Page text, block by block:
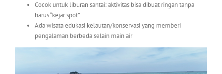
Cocok untuk liburan santai: aktivitas bisa dibuat ringan tanpa
harus “kejar spot”
Ada wisata edukasi kelautan/konservasi yang memberi
pengalaman berbeda selain main air